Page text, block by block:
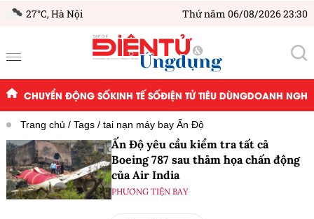
27°C,Hà Nội Thứ năm 06/08/2026 23:30
CHUYỂN ĐỘNG SỐKINH TẾ SỐĐIỆN TỬ TIÊU DÙNGDOANH
Trang chủ Tags tai nạn máy bay Ấn Độ
Ấn Độ yêu cầu kiểm tra tất cả
Boeing 787 sau thảm họa chấn động
của Air India
PHƯƠNG TIỆN BAY